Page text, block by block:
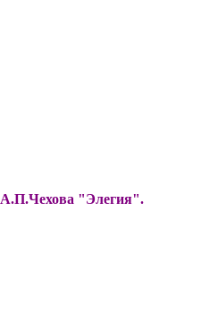
А.П.Чехова "Элегия".